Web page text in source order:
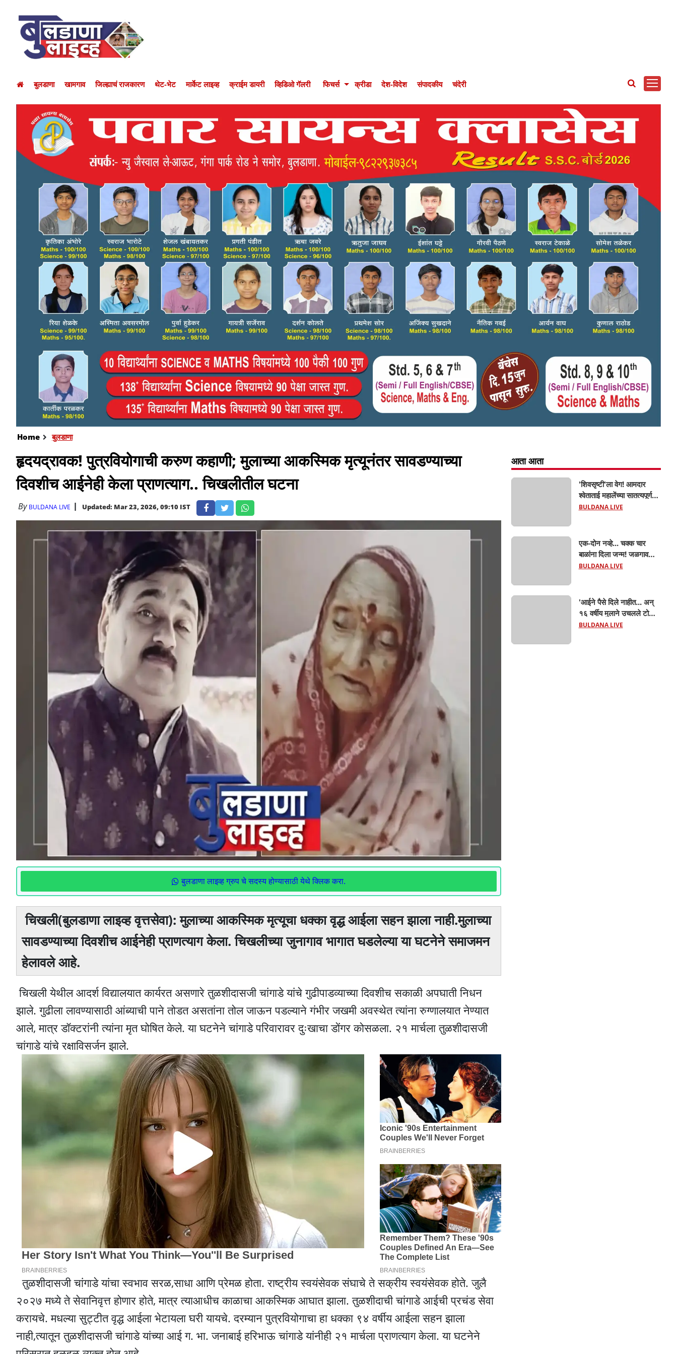
बुलडाणा खामगाव जिल्ह्याचं राजकारण थेट-भेट मार्केट लाइव्ह क्राईम डायरी व्हिडिओ गॅलरी फिचर्स क्रीडा देश-विदेश संपादकीय चंदेरी
Home बुलडाणा
हृदयद्रावक! पुत्रवियोगाची करुण कहाणी; मुलाच्या आकस्मिक मृत्यूनंतर सावडण्याच्या
दिवशीच आईनेही केला प्राणत्याग.. चिखलीतील घटना
By BULDANA LIVE Updated: Mar 23, 2026, 09:10 IST
बुलडाणा लाइव्ह ग्रुप चे सदस्य होण्यासाठी येथे क्लिक करा.
चिखली(बुलडाणा लाइव्ह वृत्तसेवा): मुलाच्या आकस्मिक मृत्यूचा धक्का वृद्ध आईला सहन झाला नाही.मुलाच्या
सावडण्याच्या दिवशीच आईनेही प्राणत्याग केला. चिखलीच्या जुनागाव भागात घडलेल्या या घटनेने समाजमन
हेलावले आहे.
चिखली येथील आदर्श विद्यालयात कार्यरत असणारे तुळशीदासजी चांगाडे यांचे गुढीपाडव्याच्या दिवशीच सकाळी अपघाती निधन
झाले. गुढीला लावण्यासाठी आंब्याची पाने तोडत असतांना तोल जाऊन पडल्याने गंभीर जखमी अवस्थेत त्यांना रुग्णालयात नेण्यात
आले, मात्र डॉक्टरांनी त्यांना मृत घोषित केले. या घटनेने चांगाडे परिवारावर दुःखाचा डोंगर कोसळला. २१ मार्चला तुळशीदासजी
चांगाडे यांचे रक्षाविसर्जन झाले.
तुळशीदासजी चांगाडे यांचा स्वभाव सरळ,साधा आणि प्रेमळ होता. राष्ट्रीय स्वयंसेवक संघाचे ते सक्रीय स्वयंसेवक होते. जुलै
२०२७ मध्ये ते सेवानिवृत्त होणार होते, मात्र त्याआधीच काळाचा आकस्मिक आघात झाला. तुळशीदाची चांगाडे आईची प्रचंड सेवा
करायचे. मधल्या सुट्टीत वृद्ध आईला भेटायला घरी यायचे. दरम्यान पुत्रवियोगाचा हा धक्का ९४ वर्षीय आईला सहन झाला
नाही,त्यातून तुळशीदासजी चांगाडे यांच्या आई ग. भा. जनाबाई हरिभाऊ चांगाडे यांनीही २१ मार्चला प्राणत्याग केला. या घटनेने
आता आता
'शिवसृष्टी'ला वेग! आमदार
श्वेताताई महालेंच्या सातत्यपूर्ण
पाठपुराव्याला मोठे यश; चिखलीत
हेरिटेज थीम पार्क',
BULDANA LIVE
एक-दोन नव्हे... चक्क चार
बाळांना दिला जन्म! जळगाव
तालुक्यातील आदिवासी महिलेची
चक्रावले
BULDANA LIVE
'आईने पैसे दिले नाहीत... अन्
१६ वर्षीय मुलाने उचलले टोकाचे
पाऊल! जळगाव जामोदमध्ये
BULDANA LIVE